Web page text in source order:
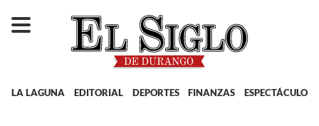
LA LAGUNA EDITORIAL DEPORTES FINANZAS ESPECTÁCULOS